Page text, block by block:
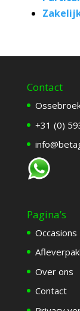
Contact
+31 (0)
Pagina’s
Occasions
Over ons
Contact